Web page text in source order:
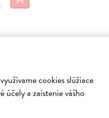
cookies slúžiace
účely a zaistenie vášho
vkusom si